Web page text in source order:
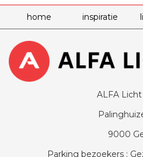
home inspiratie
ALFA
9000
Parking bezoekers :